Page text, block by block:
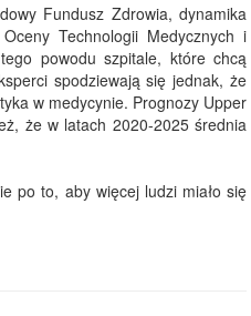
Fundusz Zdrowia, dynamika
Technologii Medycznych i
powodu szpitale, które chcą
spodziewają się jednak, że
w medycynie. Prognozy Upper
że w latach 2020-2025 średnia
po to, aby więcej ludzi miało się